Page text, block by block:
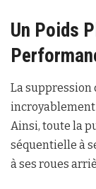
Un Poids
La suppression
incroyablement
Ainsi, toute la
séquentielle à
à ses roues